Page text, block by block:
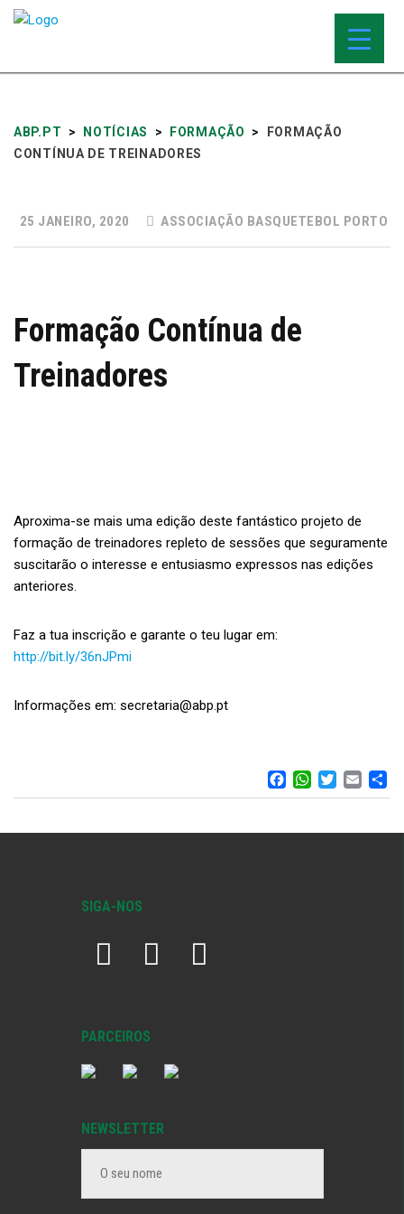
ABP.PT > NOTÍCIAS > FORMAÇÃO >
FORMAÇÃO
CONTÍNUA DE TREINADORES
25 JANEIRO, 2020 ASSOCIAÇÃO BASQUETEBOL PORTO
Formação Contínua de
Treinadores
Aproxima-se mais uma edição deste fantástico projeto de
formação de treinadores repleto de sessões que seguramente
suscitarão o interesse e entusiasmo expressos nas edições
anteriores.
Faz a tua inscrição e garante o teu lugar em:
http://bit.ly/36nJPmi
Informações em: secretaria@abp.pt
SIGA-NOS
PARCEIROS
NEWSLETTER